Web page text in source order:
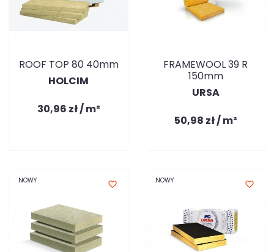
ROOF TOP 80 40mm
HOLCIM
30,96 zł / m²
FRAMEWOOL 39 R
150mm
URSA
50,98 zł / m²
NOWY favorite_border NOWY favorite_border